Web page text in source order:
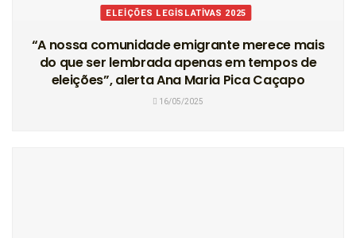
ELEIÇÕES LEGISLATIVAS 2025
“A nossa comunidade emigrante merece mais
do que ser lembrada apenas em tempos de
eleições”, alerta Ana Maria Pica Caçapo
16/05/2025